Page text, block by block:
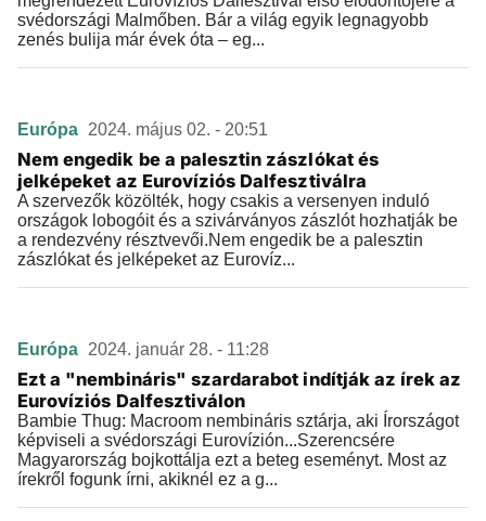
svédországi Malmőben. Bár a világ egyik legnagyobb
zenés bulija már évek óta – eg...
Európa 2024. május 02. - 20:51
Nem engedik be a palesztin zászlókat és
jelképeket az Eurovíziós Dalfesztiválra
A szervezők közölték, hogy csakis a versenyen induló
országok lobogóit és a szivárványos zászlót hozhatják be
a rendezvény résztvevői.Nem engedik be a palesztin
zászlókat és jelképeket az Eurovíz...
Európa 2024. január 28. - 11:28
Ezt a "nembináris" szardarabot indítják az írek az
Eurovíziós Dalfesztiválon
Bambie Thug: Macroom nembináris sztárja, aki Írországot
képviseli a svédországi Eurovízión...Szerencsére
Magyarország bojkottálja ezt a beteg eseményt. Most az
írekről fogunk írni, akiknél ez a g...